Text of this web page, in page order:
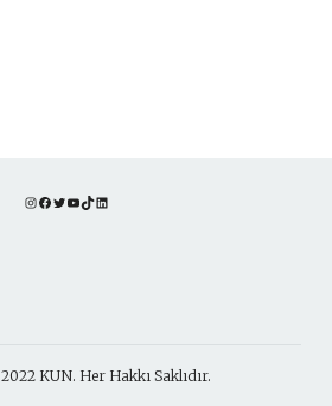
Instagram
Facebook
TwitterYouTube
TikTok
KUN. Her Hakkı Saklıdır.